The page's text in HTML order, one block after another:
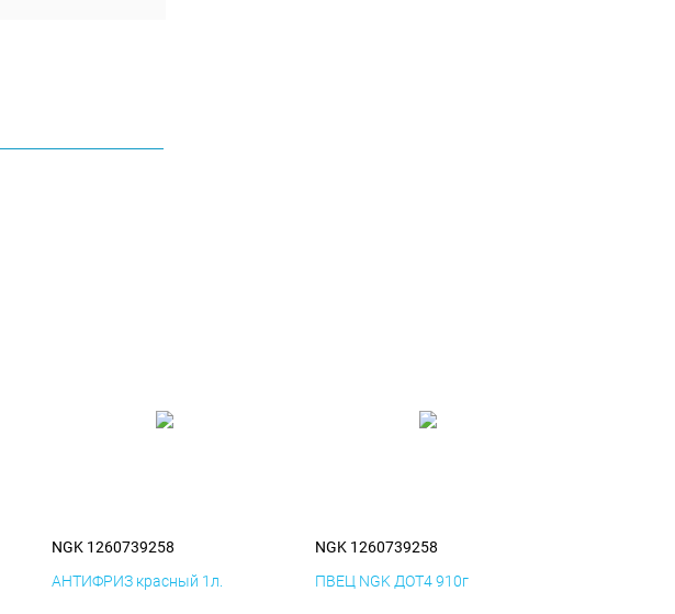
NGK 1260739258
АНТИФРИЗ красный 1л.
NGK 1260739258
ПВЕЦ NGK ДОТ4 910г